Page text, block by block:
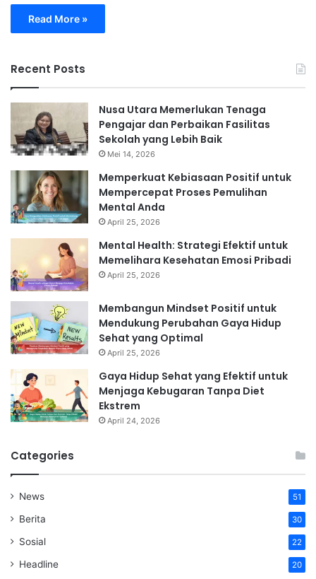
Read More »
Recent Posts
Nusa Utara Memerlukan Tenaga
Pengajar dan Perbaikan Fasilitas
Sekolah yang Lebih Baik
Mei 14, 2026
Memperkuat Kebiasaan Positif untuk
Mempercepat Proses Pemulihan
Mental Anda
April 25, 2026
Mental Health: Strategi Efektif untuk
Memelihara Kesehatan Emosi Pribadi
April 25, 2026
Membangun Mindset Positif untuk
Mendukung Perubahan Gaya Hidup
Sehat yang Optimal
April 25, 2026
Gaya Hidup Sehat yang Efektif untuk
Menjaga Kebugaran Tanpa Diet
Ekstrem
April 24, 2026
Categories
News 51
Berita 30
Sosial 22
Headline 20